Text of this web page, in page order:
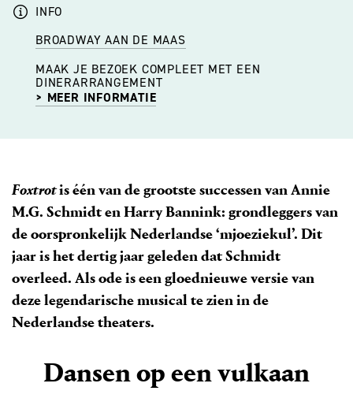
Foxtrotis één van de grootste successen van Annie
M.G. Schmidt en Harry Bannink: grondleggers van
de oorspronkelijk Nederlandse ‘mjoeziekul’. Dit
jaar is het dertig jaar geleden dat Schmidt
overleed. Als ode is een gloednieuwe versie van
deze legendarische musical te zien in de
Nederlandse theaters.
Dansen op een vulkaan
INFO
BROADWAY AAN DE MAAS
MAAK JE BEZOEK COMPLEET MET EEN
DINERARRANGEMENT
> MEER INFORMATIE